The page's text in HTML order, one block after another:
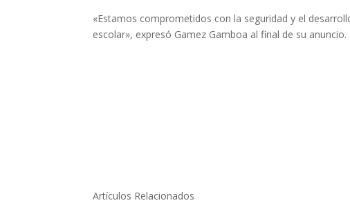
«Estamos comprometidos con la seguridad y el
escolar», expresó Gamez Gamboa al final de su anuncio.
Artículos Relacionados